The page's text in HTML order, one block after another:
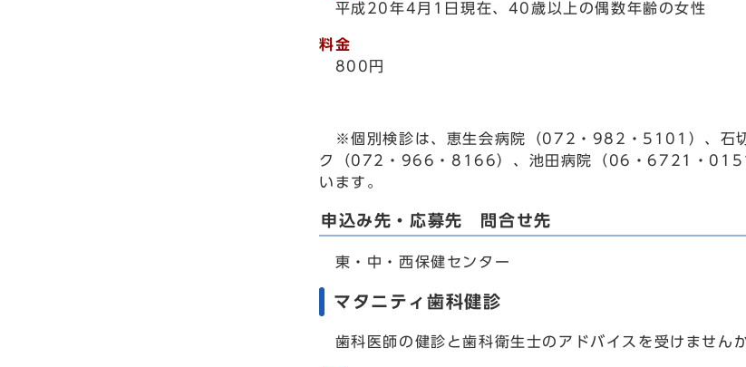
平成20年4月1日現在、40歳以上の偶数年齢の女性
料金
800円
※個別検診は、恵生会病院（072・982・5101）、石
ク（072・966・8166）、池田病院（06・6721・
います。
申込み先・応募先 問合せ先
東・中・西保健センター
マタニティ歯科健診
歯科医師の健診と歯科衛生士のアドバイスを受けませんか